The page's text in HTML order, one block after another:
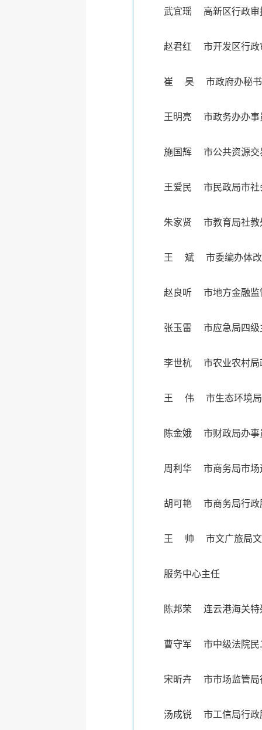
武宜瑶 高新区行政审
赵君红 市开发区行政
崔 昊 市政府办秘书
王明亮 市政务办办事
施国辉 市公共资源交
王爱民 市民政局市社
朱家贤 市教育局社教
王 斌 市委编办体改
赵良听 市地方金融监
张玉雷 市应急局四级
李世杭 市农业农村局
王 伟 市生态环境局
陈金娥 市财政局办事
周利华 市商务局市场
胡可艳 市商务局行政
王 帅 市文广旅局文
服务中心主任
陈邦荣 连云港海关特
曹守军 市中级法院民
宋昕卉 市市场监管局
汤成锐 市工信局行政